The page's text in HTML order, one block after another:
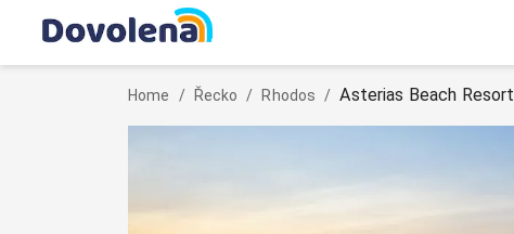
Home / Řecko / Rhodos / Asterias Beach Resort